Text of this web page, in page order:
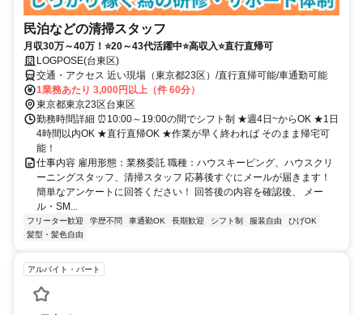
民泊などの清掃スタッフ
月収30万～40万！⭐20～43代活躍中⭐高収入⭐直行直帰可
LOGPOSE(台東区)
交通・アクセス 近い現場（東京都23区）/直行直帰可能/車通勤可能
1業務あたり 3,000円以上（件 60分）
東京都東京23区台東区
勤務時間詳細 ⏰10:00～19:00の間でシフト制 ★週4日~からOK ★1日
4時間以内OK ★直行直帰OK ★作業が早く終われば そのまま帰宅可
能！
仕事内容 雇用形態：業務委託 職種：ハウスキーピング、ハウスクリ
ーニングスタッフ、清掃スタッフ 応募後すぐにメールが届きます！
簡単なアンケートに回答ください！ 回答後の内容を確認後、 メー
ル・SM...
フリーター歓迎 学歴不問 車通勤OK 長期歓迎 シフト制 服装自由
ひげOK
髪型・髪色自由
アルバイト・パート